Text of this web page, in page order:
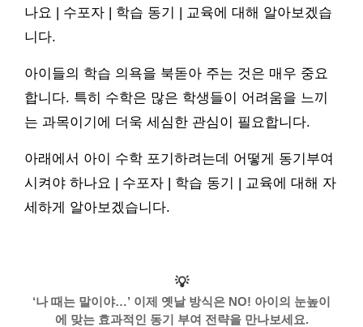
나요 | 수포자 | 학습 동기 | 교육에 대해 알아보겠습
니다.
아이들의 학습 의욕을 북돋아 주는 것은 매우 중요
합니다. 특히 수학은 많은 학생들이 어려움을 느끼
는 과목이기에 더욱 세심한 관심이 필요합니다.
아래에서 아이 수학 포기하려는데 어떻게 동기부여
시켜야 하나요 | 수포자 | 학습 동기 | 교육에 대해 자
세하게 알아보겠습니다.
💡
‘나 때는 말이야…’ 이제 옛날 방식은 NO! 아이의 눈높이
에 맞는 효과적인 동기 부여 전략을 만나보세요.